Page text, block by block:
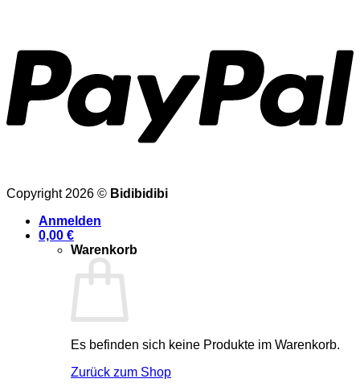
Copyright 2026 © Bidibidibi
Anmelden
0,00 €
Warenkorb
Es befinden sich keine Produkte im Warenkorb.
Zurück zum Shop